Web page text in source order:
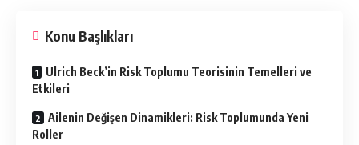
Konu Başlıkları
Ulrich Beck’in Risk Toplumu Teorisinin Temelleri ve
Etkileri
Ailenin Değişen Dinamikleri: Risk Toplumunda Yeni
Roller